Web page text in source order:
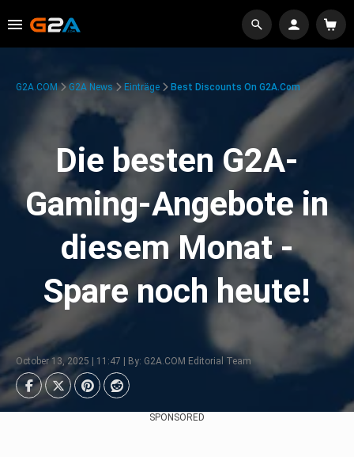
G2A.COM G2A News Einträge Best Discounts On G2A.com
Die besten G2A-
Gaming-Angebote in
diesem Monat -
Spare noch heute!
October 13, 2025 | 11:47 | By: G2A.COM Editorial Team
SPONSORED